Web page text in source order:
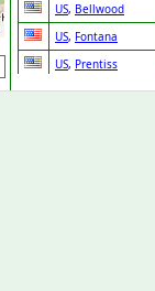
US, Bellwood
US, Fontana
US, Prentiss
GB,Cannock